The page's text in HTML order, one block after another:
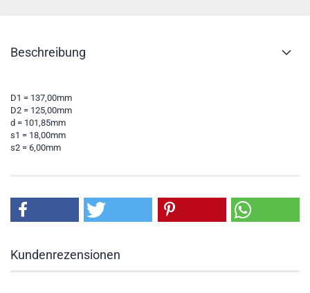
Beschreibung
D1 = 137,00mm
D2 = 125,00mm
d = 101,85mm
s1 = 18,00mm
s2 = 6,00mm
Kundenrezensionen